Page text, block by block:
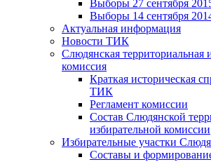
Выборы 27 сентября
Выборы 14 сентября
Актуальная информация
Новости ТИК
Слюдянская территориальная
комиссия
Краткая историческая
ТИК
Регламент комиссии
Состав Слюдянской
избирательной комиссии
Избирательные участки
Составы и